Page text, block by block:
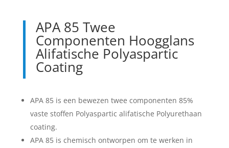
APA 85 Twee
Componenten Hoogglans
Alifatische Polyaspartic
Coating
APA 85 is een bewezen twee componenten 85%
vaste stoffen Polyaspartic alifatische Polyurethaan
coating.
APA 85 is chemisch ontworpen om te werken in